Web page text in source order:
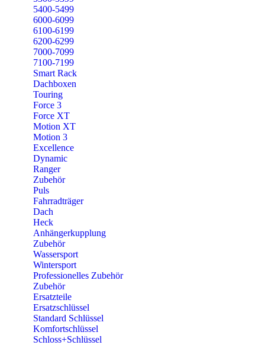
5400-5499
6000-6099
6100-6199
6200-6299
7000-7099
7100-7199
Smart Rack
Dachboxen
Touring
Force 3
Force XT
Motion XT
Motion 3
Excellence
Dynamic
Ranger
Zubehör
Puls
Fahrradträger
Dach
Heck
Anhängerkupplung
Zubehör
Wassersport
Wintersport
Professionelles Zubehör
Zubehör
Ersatzteile
Ersatzschlüssel
Standard Schlüssel
Komfortschlüssel
Schloss+Schlüssel